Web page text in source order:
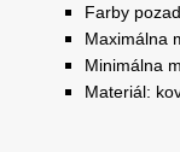
Farby
Maximálna
Minimálna
Materiál: